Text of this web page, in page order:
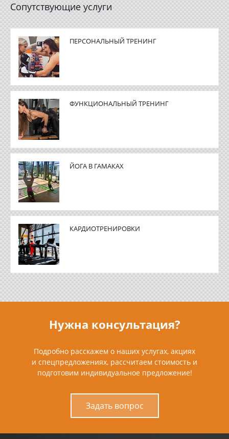
Сопутствующие услуги
ПЕРСОНАЛЬНЫЙ ТРЕНИНГ
ФУНКЦИОНАЛЬНЫЙ ТРЕНИНГ
ЙОГА В ГАМАКАХ
КАРДИОТРЕНИРОВКИ
Нужна консультация?
Подробно расскажем о наших услугах, акциях
и спецпредложениях, рассчитаем стоимость и
подготовим индивидуальное предложение!
Задать вопрос